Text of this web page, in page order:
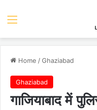
Menu
Home /Ghaziabad
Ghaziabad
गाजियाबाद में